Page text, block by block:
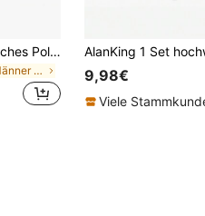
Herren einfarbiges weiches Polyester-Stoff-Fliegen-Set, enthält Fliege, Einstecktuch, Brosche Accessoire-Set für Aufführungen
in Winter Männer Halsband & Accessoires 9,98€
Viele